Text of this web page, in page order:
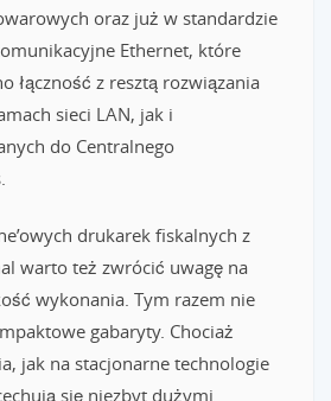
oraz już w standardzie
Ethernet, które
łączność z resztą rozwiązania
sieci LAN, jak i
do Centralnego
drukarek fiskalnych z
warto też zwrócić uwagę na
wykonania. Tym razem nie
gabaryty. Chociaż
jak na stacjonarne technologie
się niezbyt dużymi